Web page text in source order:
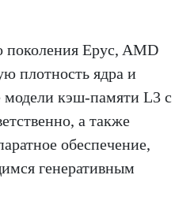
поколения Epyc, AMD
плотность ядра и
модели кэш-памяти L3 с
а также
обеспечение,
генеративным